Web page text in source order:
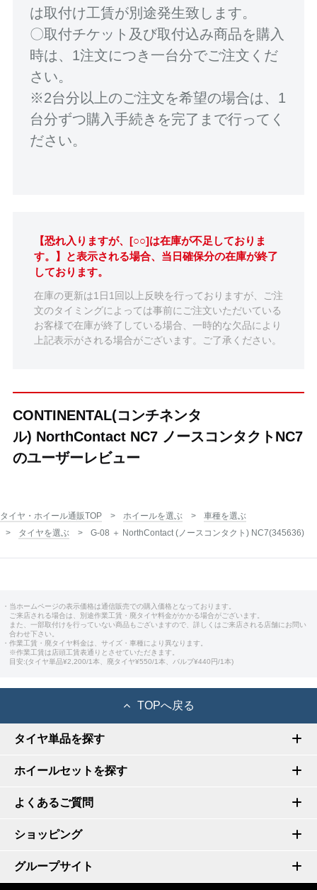
は取付け工賃が別途発生致します。
〇取付チケット及び取付込み商品を購入
時は、1注文につき一台分でご注文くだ
さい。
※2台分以上のご注文を希望の場合は、1
台分ずつ購入手続きを完了まで行ってく
ださい。
【恐れ入りますが、[○○]は在庫が不足しておりま
す。】と表示される場合、当日確保分の在庫が終了
しております。
在庫の更新は1日1回以上反映を行っておりますが、ご注
文のタイミングによっては事前にご注文いただいている
お客様で在庫が終了している場合、一時的な欠品により
上記表示がされる場合がございます。ご了承ください。
CONTINENTAL(コンチネンタ
ル) NorthContact NC7 ノースコンタクトNC7
のユーザーレビュー
タイヤ・ホイール通販TOP ホイールを選ぶ
車種を選ぶ
タイヤを選ぶ
G-08 ＋ NorthContact (ノースコンタクト) NC7(345636)
・当ホームページの表示価格は通信販売での購入価格となっております。
ご来店される場合は、別途作業工賃・廃タイヤ料金がかかる場合がございます。
また、一部取付けを行っていない商品もございますので、詳しくはご来店される店舗にお問い
合わせ下さい。
・作業工賃・廃タイヤ料金は、サイズ・車種により異なります。
※作業工賃は店頭工賃表通りとさせていただきます。
目安:(タイヤ単品¥2,200/1本、廃タイヤ¥550/1本、バルブ¥440円/1本)
TOPへ戻る
タイヤ単品を探す
ホイールセットを探す
よくあるご質問
ショッピング
グループサイト